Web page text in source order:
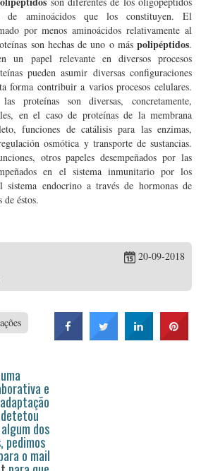
de aminoácidos que los constituyen. El
por menos aminoácidos relativamente al
son hechas de uno o más polipéptidos.
un papel relevante en diversos procesos
pueden asumir diversas configuraciones
forma contribuir a varios procesos celulares.
proteínas son diversas, concretamente,
en el caso de proteínas de la membrana
funciones de catálisis para las enzimas,
osmótica y transporte de sustancias.
otros papeles desempeñados por las
en el sistema inmunitario por los
sistema endocrino a través de hormonas de
de éstos.
20-09-2018
e
dos
pedimos
o mail